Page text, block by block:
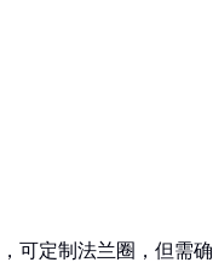
可定制法兰圈，但需